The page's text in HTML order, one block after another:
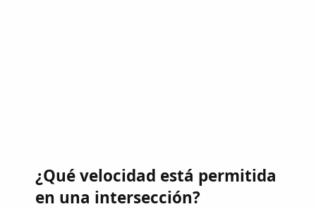
¿Qué velocidad está permitida
en una intersección?